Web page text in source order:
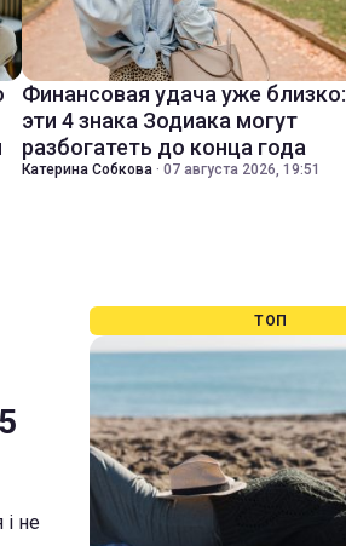
Финансовая удача уже близко:
эти 4 знака Зодиака могут
разбогатеть до конца года
Катерина Собкова · 07 августа 2026, 19:51
не
ТОП